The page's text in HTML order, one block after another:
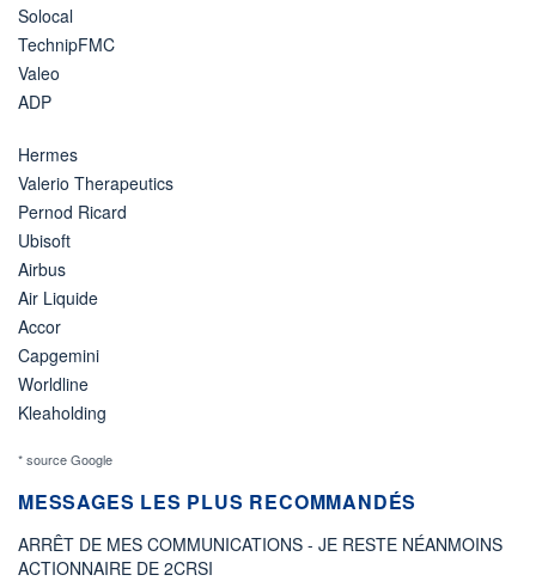
Solocal
TechnipFMC
Valeo
ADP
Hermes
Valerio Therapeutics
Pernod Ricard
Ubisoft
Airbus
Air Liquide
Accor
Capgemini
Worldline
Kleaholding
* source Google
MESSAGES LES PLUS RECOMMANDÉS
ARRÊT DE MES COMMUNICATIONS - JE RESTE NÉANMOINS
ACTIONNAIRE DE 2CRSI